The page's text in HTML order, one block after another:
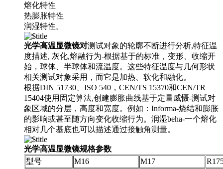
熔化特性
热膨胀特性
润湿特性。
光学高温显微镜对测试对象的轮廓不断进行分析,特征温
度描述, 灰化,熔融行为-根据基于的标准，变形、收缩开
始，球体、半球体和流温度。这些特征温度与几何形状
相关测试对象采用，而它是加热、软化和融化。
根据DIN 51730、ISO 540，CEN/TS 15370和CEN/TR
15404使用固定算法,创建膨胀曲线基于定量威慑-测试对
象区域的分层，高度和宽度。例如：Informa-烧结和膨胀
的影响或甚至随方向变化收缩行为。润湿beha-一个熔化
相对几个基底也可以描述通过接触角测量。
光学高温显微镜规格参数
型号
M16 M17